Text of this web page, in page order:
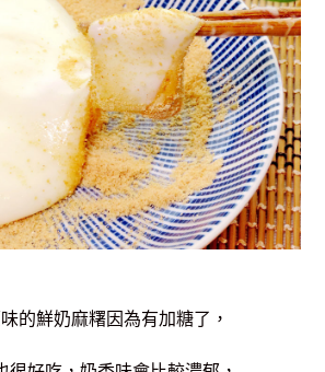
的鮮奶麻糬因為有加糖了，